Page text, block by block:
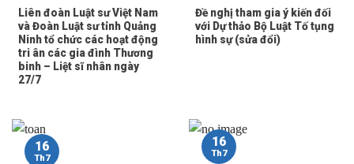
Liên đoàn Luật sư Việt Nam
và Đoàn Luật sư tỉnh Quảng
Ninh tổ chức các hoạt động
tri ân các gia đình Thương
binh – Liệt sĩ nhân ngày
27/7
Đề nghị tham gia ý kiến đối
với Dự thảo Bộ Luật Tố tụng
hình sự (sửa đổi)
16
Th7
16
Th7